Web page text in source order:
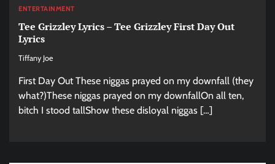
ENTERTAINMENT
Tee Grizzley Lyrics – Tee Grizzley First Day Out
Lyrics
Tiffany Joe
First Day Out These niggas prayed on my downfall (they
what?)These niggas prayed on my downfallOn all ten,
bitch I stood tallShow these disloyal niggas […]